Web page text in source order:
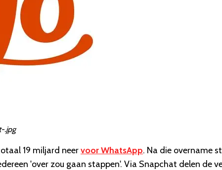
.jpg
19 miljard neervoor WhatsApp. Na die overname
'over zou gaan stappen'. Via Snapchat delen de